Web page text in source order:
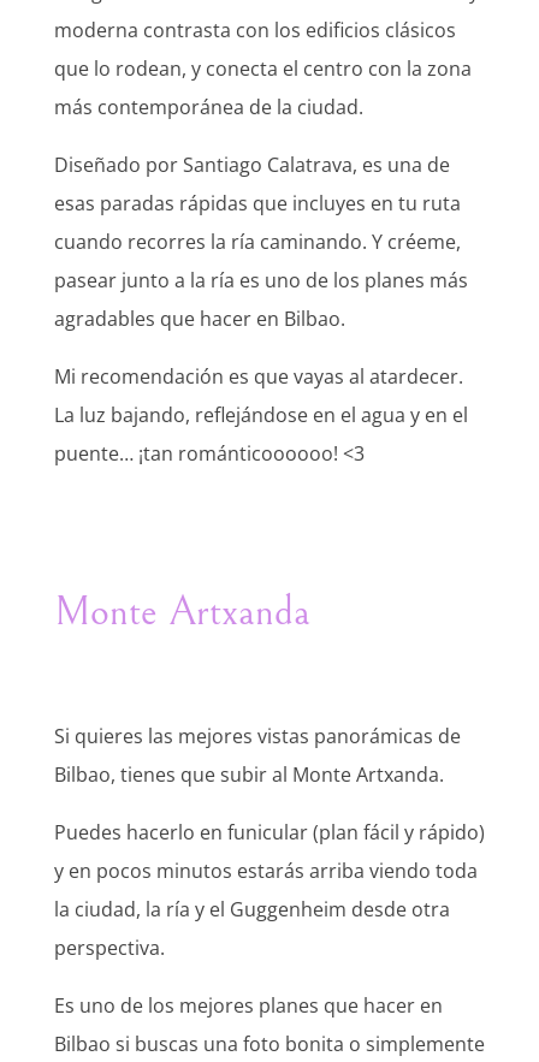
moderna contrasta con los edificios clásicos
que lo rodean, y conecta el centro con la zona
más contemporánea de la ciudad.
Diseñado por Santiago Calatrava, es una de
esas paradas rápidas que incluyes en tu ruta
cuando recorres la ría caminando. Y créeme,
pasear junto a la ría es uno de los planes más
agradables que hacer en Bilbao.
Mi recomendación es que vayas al atardecer.
La luz bajando, reflejándose en el agua y en el
puente… ¡tan románticoooooo! <3
Monte Artxanda
Si quieres las mejores vistas panorámicas de
Bilbao, tienes que subir al Monte Artxanda.
Puedes hacerlo en funicular (plan fácil y rápido)
y en pocos minutos estarás arriba viendo toda
la ciudad, la ría y el Guggenheim desde otra
perspectiva.
Es uno de los mejores planes que hacer en
Bilbao si buscas una foto bonita o simplemente